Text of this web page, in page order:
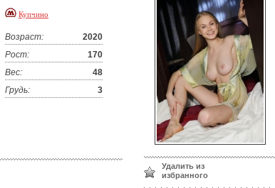
Купчино
Возраст:
2020
Рост:
170
Вес:
48
Грудь:
3
Удалить из
избранного